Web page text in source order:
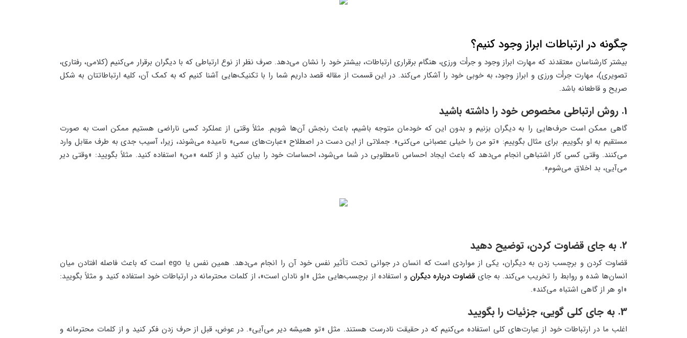
چگونه در ارتباطات ابراز وجود کنیم؟
بیشتر کارشناسان معتقدند که مهارت ابراز وجود و جرأت ورزی، هنگام برقراری ارتباطات، بیشتر خود را نشان می‌دهد. صرف نظر از نوع ارتباطی که با دیگران برقرار می‌کنیم (کلامی، رفتاری،
تصویری)، مهارت جرأت ورزی و ابراز وجود، به خوبی خود را آشکار می‌کند. در این قسمت از مقاله قصد داریم شما را با تکنیک‌هایی آشنا کنیم که به کمک آن، کلیه ارتباطاتتان به شکل
صریح و قاطعانه باشد.
1. روش ارتباطی مخصوص خود را داشته باشید
گاهی ممکن است حرف‌هایی را به دیگران بزنیم و بدون این که خودمان متوجه باشیم، باعث رنجش آن‌ها شویم. مثلاً وقتی از عملکرد کسی ناراضی هستیم ممکن است به صورت
مستقیم به او بگوییم. برای مثال بگوییم: «تو من را خیلی عصبانی می‌کنی». جملاتی از این دست در اصطلاح «عبارت‌های سمی» نامیده می‌شوند، زیرا، آسیب جدی به طرف مقابل وارد
می‌کنند. وقتی کسی کار اشتباهی انجام می‌دهد که باعث ایجاد احساس نامطلوبی در شما می‌شود، احساسات خود را بیان کنید و از کلمه «من» استفاده کنید. مثلاً بگویید: «وقتی دیر
می‌آیی، بد اخلاق می‌شوم».
2. به جای قضاوت کردن، توضیح دهید
قضاوت کردن و برچسب زدن به دیگران، یکی از مواردی است که انسان در جوانی تحت تأثیر نفس خود آن را انجام می‌دهد. همین نفس یا ego است که باعث فاصله افتادن میان
انسان‌ها شده و روابط را تخریب می‌کند. به جای قضاوت درباره دیگران و استفاده از برچسب‌هایی مثل «او نادان است»، از کلمات محترمانه در ارتباطات خود استفاده کنید و مثلاً بگویید:
«او هر از‌ گاهی اشتباه می‌کند».
3. به جای کلی گویی، جزئیات را بگویید
اغلب ما در ارتباطات خود از عبارت‌های کلی استفاده می‌کنیم که در حقیقت نادرست هستند. مثل «تو همیشه دیر می‌آیی». در عوض، قبل از حرف زدن فکر کنید و از کلمات محترمانه و